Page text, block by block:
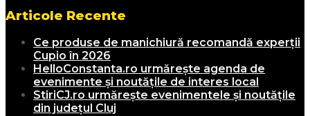
Articole Recente
Ce produse de manichiură recomandă experții
Cupio în 2026
HelloConstanta.ro urmărește agenda de
evenimente și noutățile de interes local
StiriCJ.ro urmărește evenimentele și noutățile
din județul Cluj